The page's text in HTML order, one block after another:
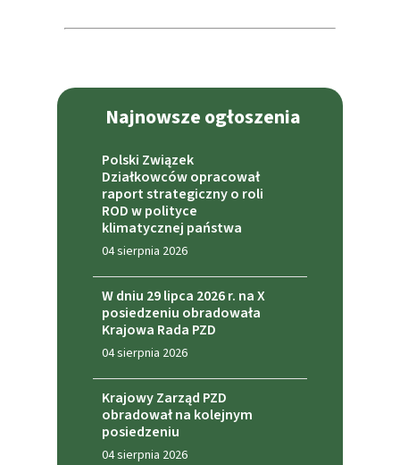
Najnowsze ogłoszenia
Polski Związek
Działkowców opracował
raport strategiczny o roli
ROD w polityce
klimatycznej państwa
04 sierpnia 2026
W dniu 29 lipca 2026 r. na X
posiedzeniu obradowała
Krajowa Rada PZD
04 sierpnia 2026
Krajowy Zarząd PZD
obradował na kolejnym
posiedzeniu
04 sierpnia 2026